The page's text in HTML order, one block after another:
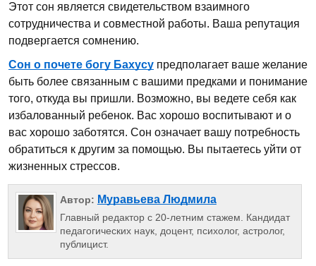
Этот сон является свидетельством взаимного
сотрудничества и совместной работы. Ваша репутация
подвергается сомнению.
Сон о почете богу Бахусу предполагает ваше желание
быть более связанным с вашими предками и понимание
того, откуда вы пришли. Возможно, вы ведете себя как
избалованный ребенок. Вас хорошо воспитывают и о
вас хорошо заботятся. Сон означает вашу потребность
обратиться к другим за помощью. Вы пытаетесь уйти от
жизненных стрессов.
Автор: Муравьева Людмила
Главный редактор с 20-летним стажем. Кандидат
педагогических наук, доцент, психолог, астролог,
публицист.